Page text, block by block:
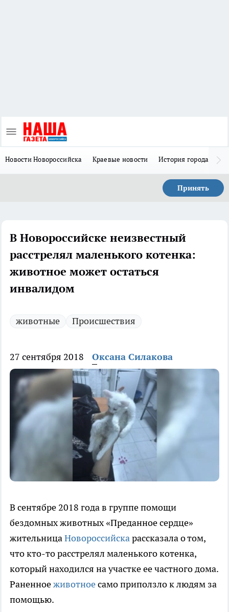
Новости Новороссийска Краевые новости История города Н
Принять
В Новороссийске неизвестный
расстрелял маленького котенка:
животное может остаться
инвалидом
животные Происшествия
27 сентября 2018 Оксана Силакова
В сентябре 2018 года в группе помощи
бездомных животных «Преданное сердце»
жительницаНовороссийскарассказала о том,
что кто-то расстрелял маленького котенка,
который находился на участке ее частного дома.
Раненноеживотноесамо приползло к людям за
помощью.